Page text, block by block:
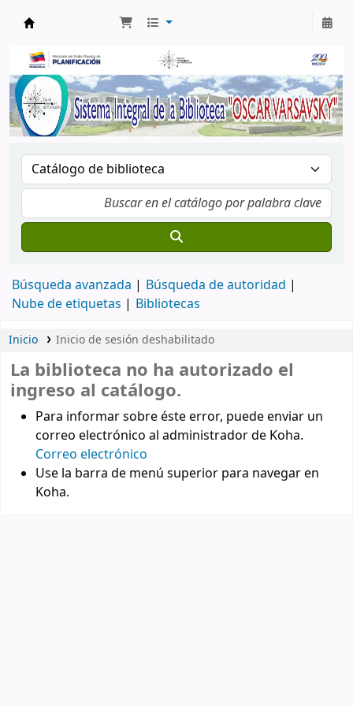
Búsqueda avanzada
Búsqueda de autoridad
Nube de etiquetas
Bibliotecas
Inicio Inicio de sesión deshabilitado
La biblioteca no ha autorizado el
ingreso al catálogo.
Para informar sobre éste error, puede enviar un
correo electrónico al administrador de Koha.
Correo electrónico
Use la barra de menú superior para navegar en
Koha.